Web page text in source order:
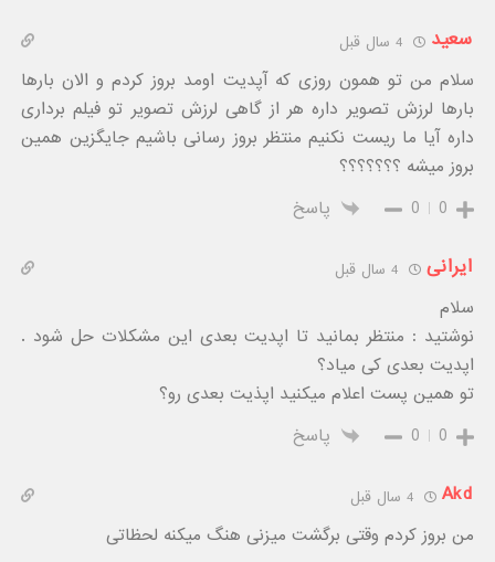
سعید
سلام من تو همون روزی که آپدیت اومد بروز کردم و الان بارها
بارها لرزش تصویر داره هر از گاهی لرزش تصویر تو فیلم برداری
داره آیا ما ریست نکنیم منتظر بروز رسانی باشیم جایگزین همین
بروز میشه ؟؟؟؟؟؟؟
0
0 پاسخ
ایرانی
سلام
نوشتید : منتظر بمانید تا اپدیت بعدی این مشکلات حل شود .
اپدیت بعدی کی میاد؟
تو همین پست اعلام میکنید اپذیت بعدی رو؟
0
0 پاسخ
Akd
من بروز کردم وقتی برگشت میزنی هنگ میکنه لحظاتی